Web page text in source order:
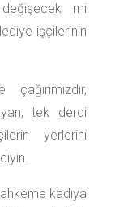
mi
işçilerinin
tek derdi
yerlerini
kadıya